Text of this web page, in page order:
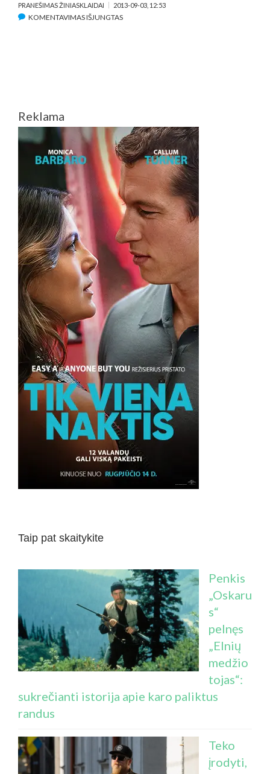
PRANEŠIMAS ŽINIASKLAIDAI 2013-09-03, 12:53
KOMENTAVIMAS IŠJUNGTASĮRAŠE
Reklama
Taip pat skaitykite
Penkis
„Oskaru
s“
pelnęs
„Elnių
medžio
tojas“:
sukrečianti istorija apie karo paliktus
randus
Teko
įrodyti,